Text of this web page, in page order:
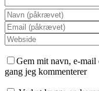
Gem mit navn, e-
gang jeg kommenterer